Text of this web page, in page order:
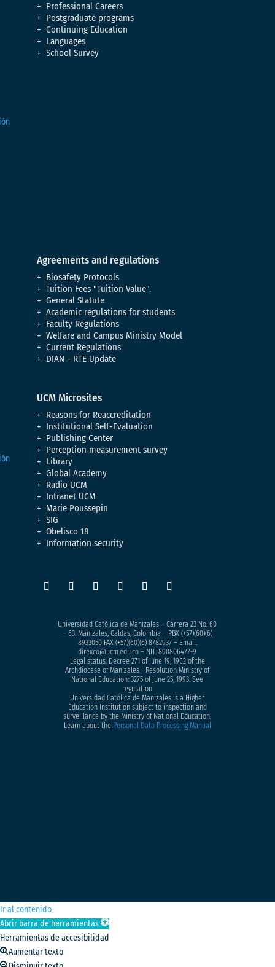
Professional Careers
Postgraduate programs
Continuing Education
Languages
School Survey
Agreements and regulations
Biosafety Protocols
Tuition Fees "Tuition Value".
General Statute
Academic regulations for students
Faculty Regulations
Welfare and Campus Ministry Model
Current Regulations
DIAN - RTE Update
UCM Microsites
Reasons for Reaccreditation
Institutional Self-Evaluation
Publishing Center
Perception measurement survey
Library
Global Academy
Radio UCM
Intranet UCM
Marie Poussepin
SIG
Obelisco 18
Information security
Universidad Católica de Manizales – Carrera 23 No. 60
– 63. Manizales, Caldas, Colombia – PBX (+57)(60)(6)
8933050FAX (+57)(60)(6) 8782937 – Email.
direxco@ucm.edu.co – NIT: 890806477-9
Legal status: Decree 271 of June 19, 1962 of the
Archdiocese of Manizales - Resolution Ministry of
National Education: 3275 of June 25, 1993. See
regulation
Universidad Católica de Manizales is a Higher
Education Institution subject to inspection and
surveillance by the Ministry of National Education.
Learn about the Personal Data Processing Manual
Ir al contenido
Abrir barra de herramientas
Herramientas de accesibilidad
Aumentar texto